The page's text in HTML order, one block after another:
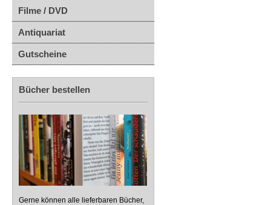
Filme / DVD
Antiquariat
Gutscheine
Bücher bestellen
Gerne können alle lieferbaren Bücher,